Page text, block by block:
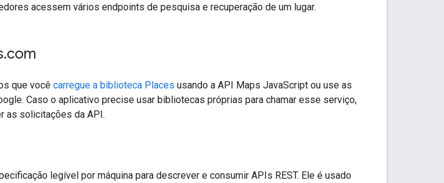
acessem vários endpoints de pesquisa e recuperação de um lugar.
.com
que você carregue a biblioteca Places usando a API Maps JavaScript ou use as
Caso o aplicativo precise usar bibliotecas próprias para chamar esse serviço,
as solicitações da API.
legível por máquina para descrever e consumir APIs REST. Ele é usado